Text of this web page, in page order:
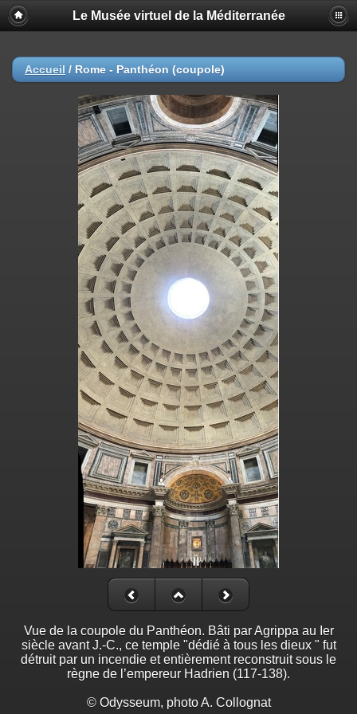
Le Musée virtuel de la Méditerranée
Accueil / Rome - Panthéon (coupole)
Vue de la coupole du Panthéon. Bâti par Agrippa au Ier
siècle avant J.-C., ce temple "dédié à tous les dieux " fut
détruit par un incendie et entièrement reconstruit sous le
règne de l’empereur Hadrien (117-138).
© Odysseum, photo A. Collognat